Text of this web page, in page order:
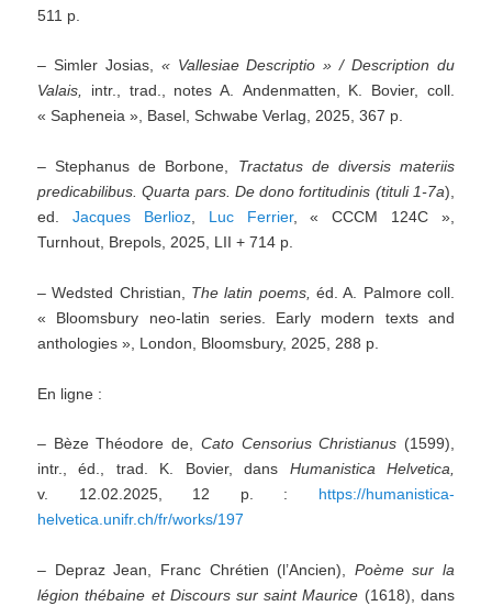
511 p.
– Simler Josias, « Vallesiae Descriptio » / Description du
Valais, intr., trad., notes A. Andenmatten, K. Bovier, coll.
« Sapheneia », Basel, Schwabe Verlag, 2025, 367 p.
– Stephanus de Borbone, Tractatus de diversis materiis
predicabilibus . Quarta pars. De dono fortitudinis (tituli 1-7a),
ed. Jacques Berlioz, Luc Ferrier, « CCCM 124C »,
Turnhout, Brepols, 2025, LII + 714 p.
– Wedsted Christian, The latin poems, éd. A. Palmore coll.
« Bloomsbury neo-latin series. Early modern texts and
anthologies », London, Bloomsbury, 2025, 288 p.
En ligne :
– Bèze Théodore de, Cato Censorius Christianus (1599),
intr., éd., trad. K. Bovier, dans Humanistica Helvetica,
v. 12.02.2025, 12 p. : https://humanistica-
helvetica.unifr.ch/fr/works/197
– Depraz Jean, Franc Chrétien (l’Ancien), Poème sur la
légion thébaine et Discours sur saint Maurice (1618), dans